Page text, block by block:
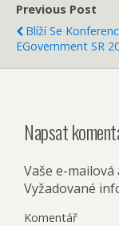
Previous Post
Blíží Se
EGovernment SR
Napsat
Vaše e-
Vyžadované
Komentář